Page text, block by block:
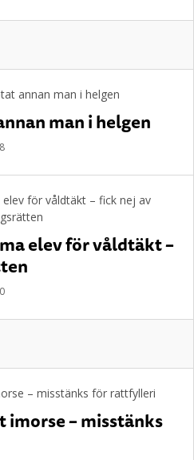
man i helgen
elev för våldtäkt –
– misstänks